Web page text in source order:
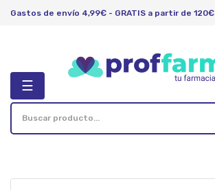
Gastos de envío 4,99€ - GRATIS a partir de 120€
Navegación
de
palanca
☰